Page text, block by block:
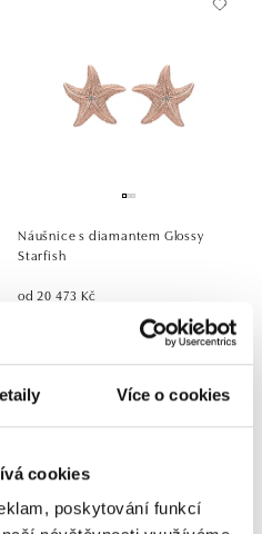
Více o cookies
cookies
poskytování funkcí
Náušnice s diamantem Glossy
Starfish
od 20 473 Kč